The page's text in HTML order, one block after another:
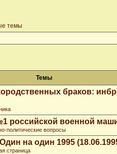
темы
Темы
браков:
российской военной
политические вопросы
на один 1995
страница